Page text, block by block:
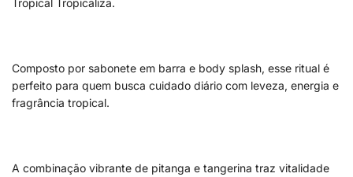
Tropical Tropicaliza.
Composto por sabonete em barra e body splash, esse ritual é
perfeito para quem busca cuidado diário com leveza, energia e
fragrância tropical.
A combinação vibrante de pitanga e tangerina traz vitalidade